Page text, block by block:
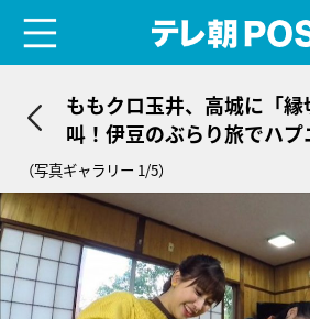
ももクロ玉井、高城に「
叫！伊豆のぶらり旅でハ
（写真ギャラリー 1/5）